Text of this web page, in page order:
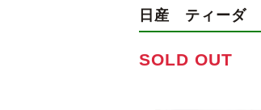
日産 ティーダ
SOLD OUT